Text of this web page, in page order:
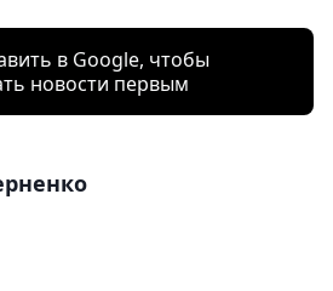
в Google, чтобы
новости первым